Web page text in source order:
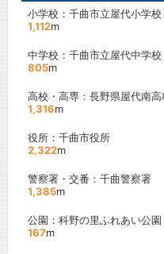
小学校：千曲市立屋代小学校
1,112m
中学校：千曲市立屋代中学校
805m
高校・高専：長野県屋代南高
1,316m
役所：千曲市役所
2,322m
警察署・交番：千曲警察署
1,385m
公園：科野の里ふれあい公園
167m